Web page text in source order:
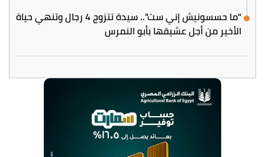
"ما حسسونيش إني ست".. سيدة تتزوج 4 رجال وتنهي حياة
الأخير من أجل عشيقها بأبو النمرس